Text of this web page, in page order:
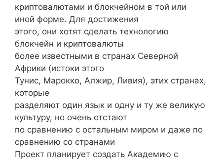
криптовалютами и блокчейном в той или
иной форме. Для достижения
этого, они хотят сделать технологию
блокчейн и криптовалюты
более известными в странах Северной
Африки (истоки этого
Тунис, Марокко, Алжир, Ливия), этих странах,
которые
разделяют один язык и одну и ту же великую
культуру, но очень отстают
по сравнению с остальным миром и даже по
сравнению со странами
Проект планирует создать Академию с